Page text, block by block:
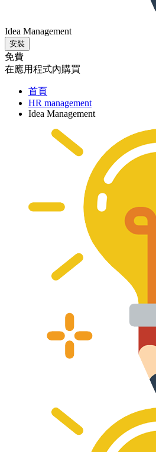
Idea Management
安裝
免費
在應用程式內購買
首頁
HR management
Idea Management